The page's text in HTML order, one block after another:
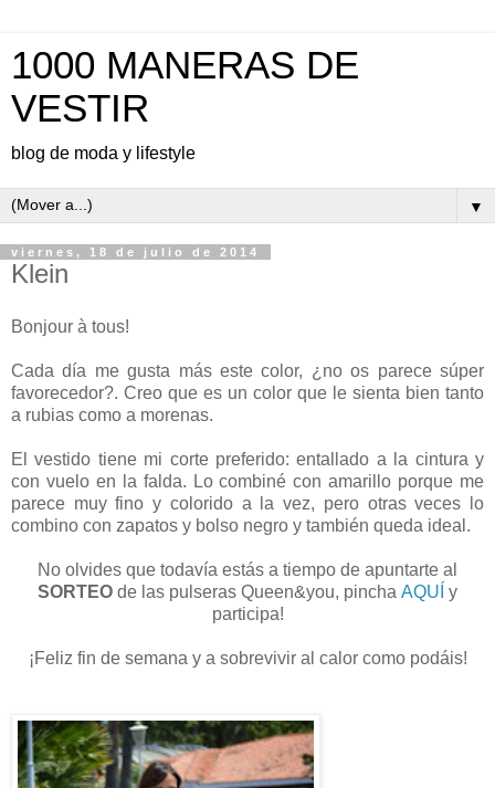
1000 MANERAS DE
VESTIR
blog de moda y lifestyle
▼
viernes, 18 de julio de 2014
Klein
Bonjour à tous!
Cada día me gusta más este color, ¿no os parece súper
favorecedor?. Creo que es un color que le sienta bien tanto
a rubias como a morenas.
El vestido tiene mi corte preferido: entallado a la cintura y
con vuelo en la falda. Lo combiné con amarillo porque me
parece muy fino y colorido a la vez, pero otras veces lo
combino con zapatos y bolso negro y también queda ideal.
No olvides que todavía estás a tiempo de apuntarte al
SORTEO de las pulseras Queen&you, pincha AQUÍ y
participa!
¡Feliz fin de semana y a sobrevivir al calor como podáis!